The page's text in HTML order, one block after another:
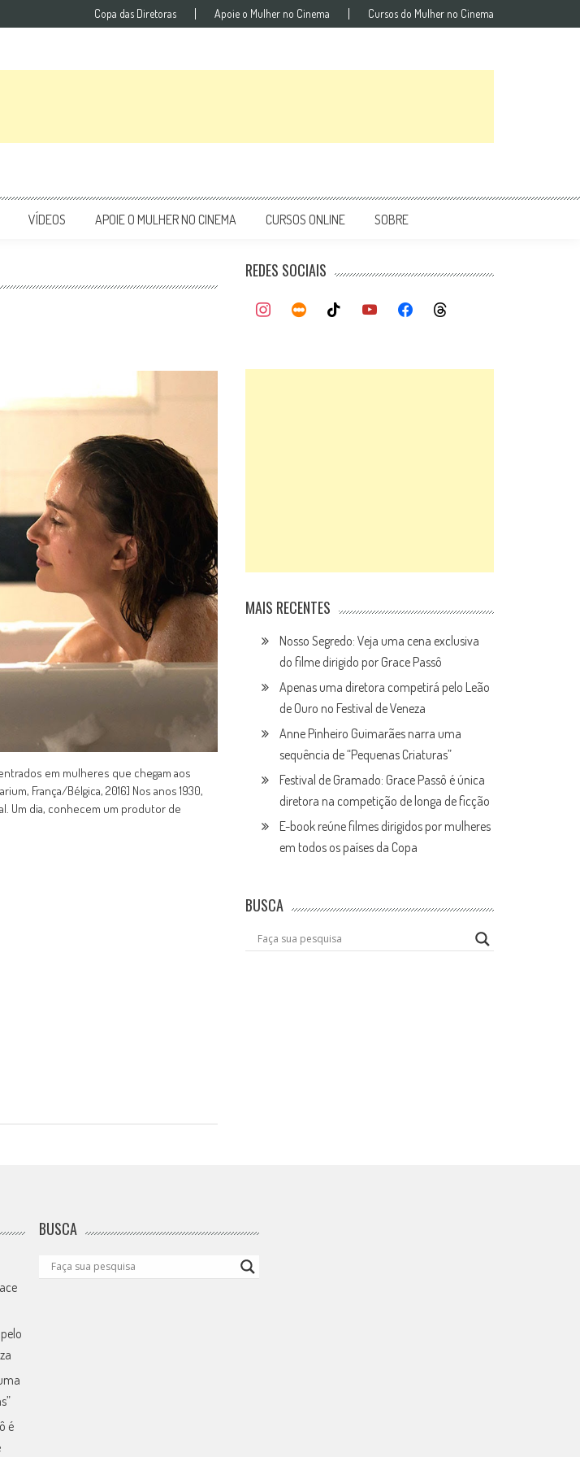
Copa das Diretoras Apoie o Mulher no Cinema Cursos do Mulher no Cinema
VÍDEOS APOIE O MULHER NO CINEMA CURSOS ONLINE SOBRE
em mulheres que chegam aos
França/Bélgica, 2016] Nos anos 1930,
Um dia, conhecem um produtor de
REDES SOCIAIS
MAIS RECENTES
Nosso Segredo: Veja uma cena exclusiva
do filme dirigido por Grace Passô
Apenas uma diretora competirá pelo Leão
de Ouro no Festival de Veneza
Anne Pinheiro Guimarães narra uma
sequência de “Pequenas Criaturas”
Festival de Gramado: Grace Passô é única
diretora na competição de longa de ficção
E-book reúne filmes dirigidos por mulheres
em todos os países da Copa
BUSCA
é
BUSCA